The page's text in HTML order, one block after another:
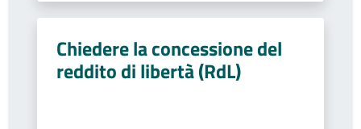
Chiedere la concessione del
reddito di libertà (RdL)